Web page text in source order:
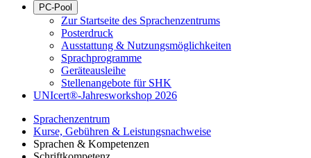
PC-Pool
Zur Startseite des Sprachenzentrums
Posterdruck
Ausstattung & Nutzungsmöglichkeiten
Sprachprogramme
Geräteausleihe
Stellenangebote für SHK
UNIcert®-Jahresworkshop 2026
Sprachenzentrum
Kurse, Gebühren & Leistungsnachweise
Sprachen & Kompetenzen